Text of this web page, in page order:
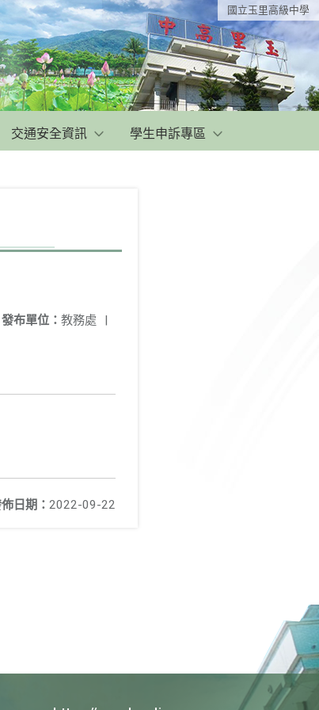
國立玉里高級中學
交通安全資訊 學生申訴專區
發布單位： 教務處 |
日期： 2022-09-22